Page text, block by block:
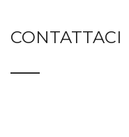
CONTATTACI